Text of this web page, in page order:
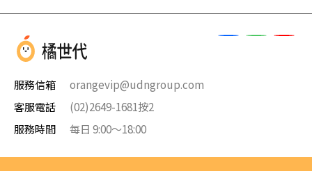
服務信箱
orangevip@udngroup.com
客服電話
(02)2649-1681按2
服務時間
每日 9:00～18:00